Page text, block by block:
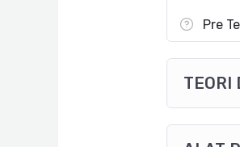
Pre
TEORI